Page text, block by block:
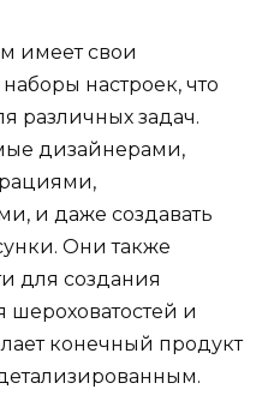
имеет свои
настроек, что
различных задач.
дизайнерами,
и даже создавать
Они также
для создания
шероховатостей и
конечный продукт